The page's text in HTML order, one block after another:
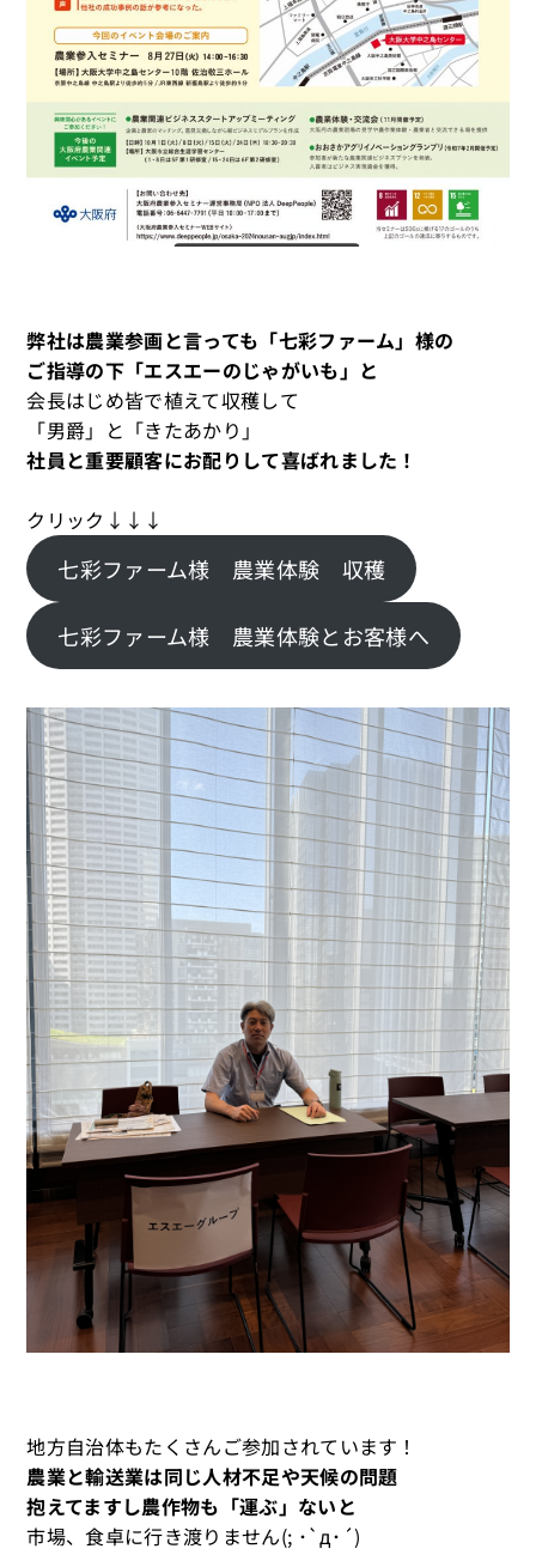
弊社は農業参画と言っても「七彩ファーム」様の
ご指導の下「エスエーのじゃがいも」と
会長はじめ皆で植えて収穫して
「男爵」と「きたあかり」
社員と重要顧客にお配りして喜ばれました！
クリック↓↓↓
七彩ファーム様 農業体験 収穫
七彩ファーム様 農業体験とお客様へ
地方自治体もたくさんご参加されています！
農業と輸送業は同じ人材不足や天候の問題
抱えてますし農作物も「運ぶ」ないと
市場、食卓に行き渡りません(; ･`д･´)